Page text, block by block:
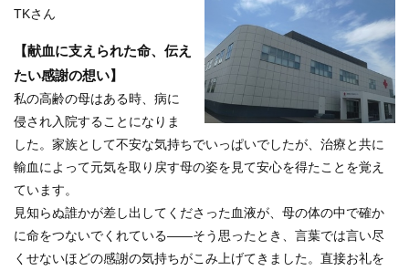
TKさん
【献血に支えられた命、伝え
たい感謝の想い】
私の高齢の母はある時、病に
侵され入院することになりま
した。家族として不安な気持ちでいっぱいでしたが、治療と共に
輸血によって元気を取り戻す母の姿を見て安心を得たことを覚え
ています。
見知らぬ誰かが差し出してくださった血液が、母の体の中で確か
に命をつないでくれている――そう思ったとき、言葉では言い尽
くせないほどの感謝の気持ちがこみ上げてきました。直接お礼を